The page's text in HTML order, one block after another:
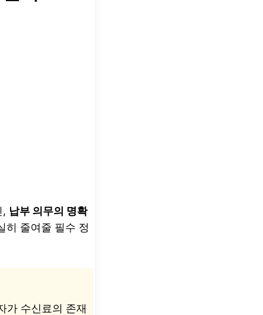
, 납부 의무의 명확
히 줄여줄 필수 정
가 수신료의 존재